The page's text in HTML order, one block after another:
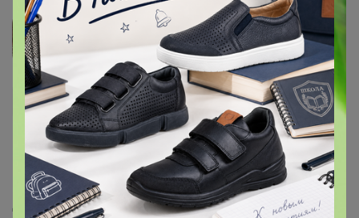
Крыло
Гений СП
39 6 49 2
На сайте час назад
День рождения 10 марта